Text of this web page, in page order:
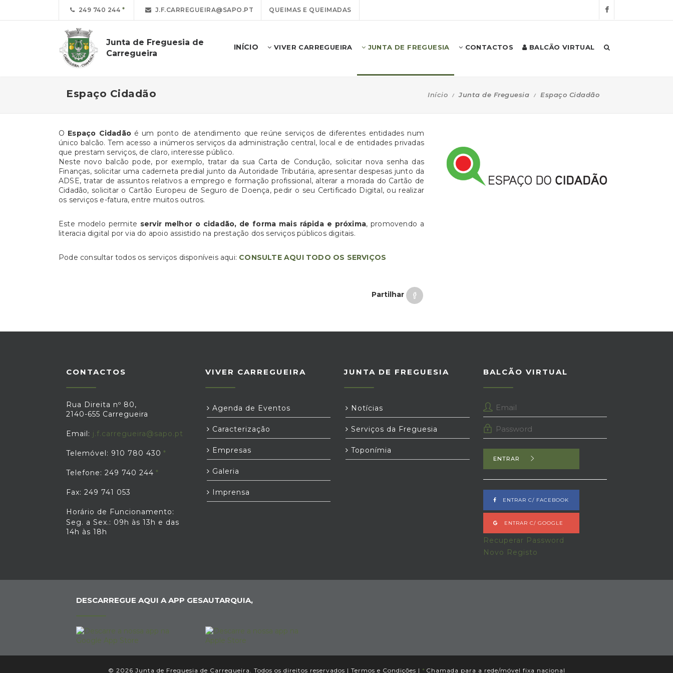
249 740 244 J.F.CARREGUEIRA@SAPO.PT QUEIMAS E QUEIMADAS
Junta de Freguesia de
Carregueira
INÍCIO VIVER CARREGUEIRA JUNTA DE FREGUESIA CONTACTOS BALCÃO VIRTUAL
Espaço Cidadão Início Junta de Freguesia Espaço Cidadão
O Espaço Cidadãoé um ponto de atendimento que reúne serviços de diferentes entidades num
único balcão. Tem acesso a inúmeros serviços da administração central, local e de entidades privadas
que prestam serviços, de claro, interesse público.
Neste novo balcão pode, por exemplo, tratar da sua Carta de Condução, solicitar nova senha das
Finanças, solicitar uma caderneta predial junto da Autoridade Tributária, apresentar despesas junto da
ADSE, tratar de assuntos relativos a emprego e formação profissional, alterar a morada do Cartão de
Cidadão, solicitar o Cartão Europeu de Seguro de Doença, pedir o seu Certificado Digital, ou realizar
os serviços e-fatura, entre muitos outros.
Este modelo permite servir melhor o cidadão, de forma mais rápida e próxima, promovendo a
literacia digital por via do apoio assistido na prestação dos serviços públicos digitais.
Pode consultar todos os serviços disponíveis aqui: CONSULTE AQUI TODO OS SERVIÇOS
Partilhar
CONTACTOS
Rua Direita nº 80,
2140-655 Carregueira
Email: j.f.carregueira@sapo.pt
Telemóvel: 910 780 430
Telefone: 249 740 244
Fax: 249 741 053
Horário de Funcionamento:
Seg. a Sex.: 09h às 13h e das
14h às 18h
VIVER CARREGUEIRA
Agenda de Eventos
Caracterização
Empresas
Galeria
Imprensa
JUNTA DE FREGUESIA
Notícias
Serviços da Freguesia
Toponímia
BALCÃO VIRTUAL
ENTRAR
ENTRAR C/ FACEBOOK
ENTRAR C/ GOOGLE
Recuperar Password
Novo Registo
DESCARREGUE AQUI A APP GESAUTARQUIA,
© 2026 Junta de Freguesia de Carregueira. Todos os direitos reservados | Termos e Condições | * Chamada para a rede/móvel fixa nacional